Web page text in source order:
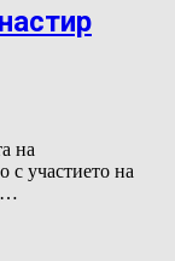
на
участието на